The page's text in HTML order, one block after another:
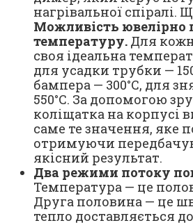
нагрівальної спіралі.
Можливість ювелірно
температуру. Для
своя ідеальна
для усадки трубки —
бампера — 300°С, для
550°С. За допомогою
коліщатка на корпусі
саме те значення, яке
отримуючи
якісний результат.
Два режими потоку
Температура — це
Друга половина — це
тепло доставляється